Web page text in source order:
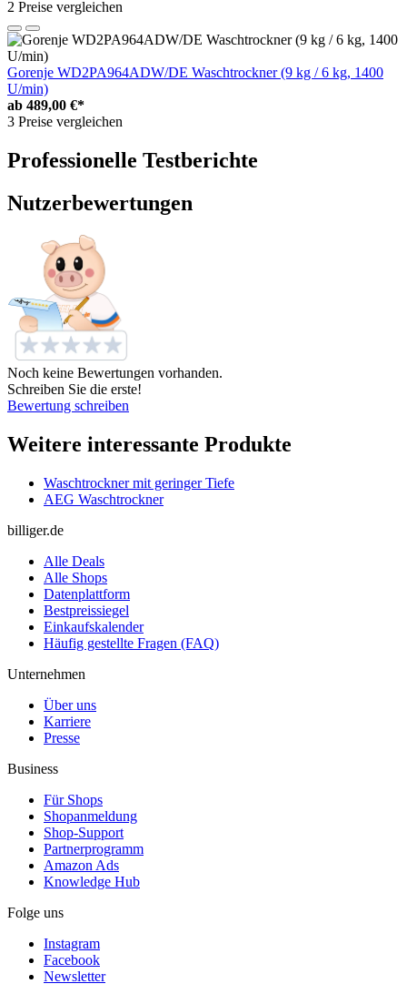
2 Preise vergleichen
Gorenje WD2PA964ADW/DE Waschtrockner (9 kg / 6 kg, 1400
U/min)
ab 489,00 €*
3 Preise vergleichen
Professionelle Testberichte
Nutzerbewertungen
Noch keine Bewertungen vorhanden.
Schreiben Sie die erste!
Bewertung schreiben
Weitere interessante Produkte
Waschtrockner mit geringer Tiefe
AEG Waschtrockner
billiger.de
Alle Deals
Alle Shops
Datenplattform
Bestpreissiegel
Einkaufskalender
Häufig gestellte Fragen (FAQ)
Unternehmen
Über uns
Karriere
Presse
Business
Für Shops
Shopanmeldung
Shop-Support
Partnerprogramm
Amazon Ads
Knowledge Hub
Folge uns
Instagram
Facebook
Newsletter